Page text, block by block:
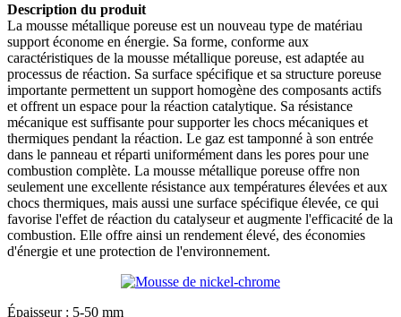
Description du produit
La mousse métallique poreuse est un nouveau type de matériau
support économe en énergie. Sa forme, conforme aux
caractéristiques de la mousse métallique poreuse, est adaptée au
processus de réaction. Sa surface spécifique et sa structure poreuse
importante permettent un support homogène des composants actifs
et offrent un espace pour la réaction catalytique. Sa résistance
mécanique est suffisante pour supporter les chocs mécaniques et
thermiques pendant la réaction. Le gaz est tamponné à son entrée
dans le panneau et réparti uniformément dans les pores pour une
combustion complète. La mousse métallique poreuse offre non
seulement une excellente résistance aux températures élevées et aux
chocs thermiques, mais aussi une surface spécifique élevée, ce qui
favorise l'effet de réaction du catalyseur et augmente l'efficacité de la
combustion. Elle offre ainsi un rendement élevé, des économies
d'énergie et une protection de l'environnement.
Épaisseur : 5-50 mm